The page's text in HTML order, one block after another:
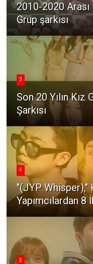
2010-2020
Grup şarkısı
3
Son 20 Yılın
Şarkısı
4
"(JYP Whisper),"
Yapımcılardan
5